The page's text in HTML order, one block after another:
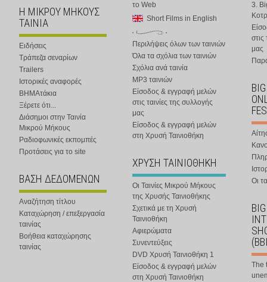
Η ΜΙΚΡΟΥ ΜΗΚΟΥΣ
ΤΑΙΝΙΑ
Ειδήσεις
Τράπεζα σεναρίων
Trailers
Ιστορικές αναφορές
ΒΗΜΑτάκια
Ξέρετε ότι...
Διάσημοι στην Ταινία
Μικρού Μήκους
Ραδιοφωνικές εκπομπές
Προτάσεις για το site
ΒΑΣΗ ΔΕΔΟΜΕΝΩΝ
Αναζήτηση τίτλου
Καταχώρηση / επεξεργασία
ταινίας
Βοήθεια καταχώρησης
ταινίας
το Web
Short Films in English
Περιλήψεις όλων των ταινιών
Όλα τα σχόλια των ταινιών
Σχόλια ανά ταινία
MP3 ταινιών
Είσοδος & εγγραφή μελών
στις ταινίες της συλλογής
μας
Είσοδος & εγγραφή μελών
στη Χρυσή Ταινιοθήκη
ΧΡΥΣΗ ΤΑΙΝΙΟΘΗΚΗ
Οι Ταινίες Μικρού Μήκους
της Χρυσής Ταινιοθήκης
Σχετικά με τη Χρυσή
Ταινιοθήκη
Αφιερώματα
Συνεντεύξεις
DVD Χρυσή Ταινιοθήκη 1
Είσοδος & εγγραφή μελών
στη Χρυσή Ταινιοθήκη
3.
στις
μας
Οι
The